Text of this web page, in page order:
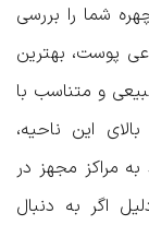
شما را بررسی
پوست، بهترین
و متناسب با
این ناحیه،
مراکز مجهز در
اگر به دنبال